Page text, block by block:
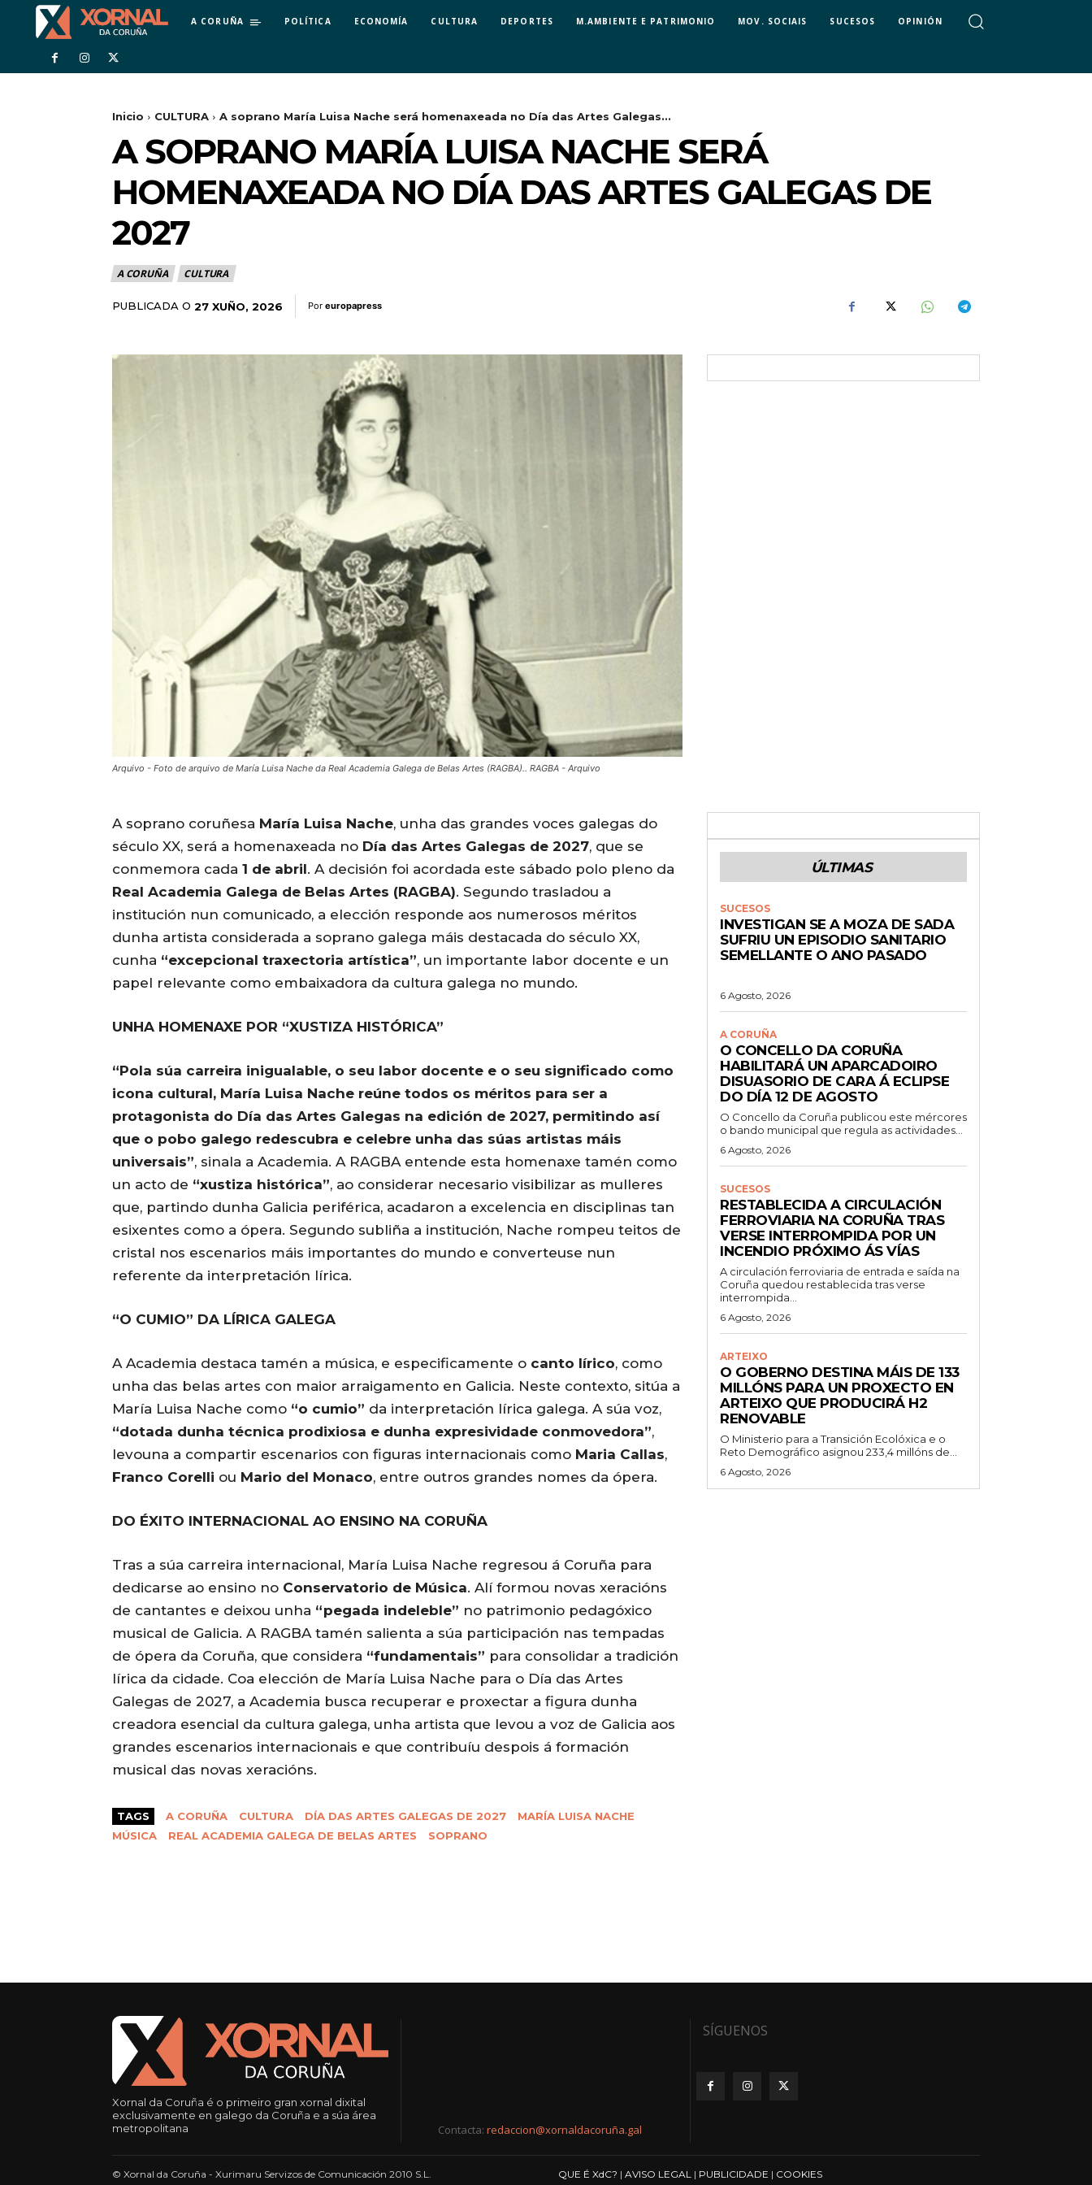
A CORUÑA POLÍTICA ECONOMÍA CULTURA DEPORTES M.AMBIENTE E PATRIMONIO MOV. SOCIAIS SUCESOS OPINIÓN
Inicio CULTURA A soprano María Luisa Nache será homenaxeada no Día das Artes Galegas...
A SOPRANO MARÍA LUISA NACHE SERÁ
HOMENAXEADA NO DÍA DAS ARTES GALEGAS DE
2027
A CORUÑA CULTURA
PUBLICADA O 27 XUÑO, 2026 Por europapress
Arquivo - Foto de arquivo de María Luisa Nache da Real Academia Galega de Belas Artes (RAGBA).. RAGBA - Arquivo
A soprano coruñesa María Luisa Nache, unha das grandes voces galegas do
século XX, será a homenaxeada no Día das Artes Galegas de 2027, que se
conmemora cada 1 de abril. A decisión foi acordada este sábado polo pleno da
Real Academia Galega de Belas Artes (RAGBA). Segundo trasladou a
institución nun comunicado, a elección responde aos numerosos méritos
dunha artista considerada a soprano galega máis destacada do século XX,
cunha “excepcional traxectoria artística”, un importante labor docente e un
papel relevante como embaixadora da cultura galega no mundo.
UNHA HOMENAXE POR “XUSTIZA HISTÓRICA”
“Pola súa carreira inigualable, o seu labor docente e o seu significado como
icona cultural, María Luisa Nache reúne todos os méritos para ser a
protagonista do Día das Artes Galegas na edición de 2027, permitindo así
que o pobo galego redescubra e celebre unha das súas artistas máis
universais”, sinala a Academia. A RAGBA entende esta homenaxe tamén como
un acto de “xustiza histórica”, ao considerar necesario visibilizar as mulleres
que, partindo dunha Galicia periférica, acadaron a excelencia en disciplinas tan
esixentes como a ópera. Segundo subliña a institución, Nache rompeu teitos de
cristal nos escenarios máis importantes do mundo e converteuse nun
referente da interpretación lírica.
“O CUMIO” DA LÍRICA GALEGA
A Academia destaca tamén a música, e especificamente o canto lírico, como
unha das belas artes con maior arraigamento en Galicia. Neste contexto, sitúa a
María Luisa Nache como “o cumio” da interpretación lírica galega. A súa voz,
“dotada dunha técnica prodixiosa e dunha expresividade conmovedora”,
levouna a compartir escenarios con figuras internacionais como Maria Callas,
Franco Corelli ou Mario del Monaco, entre outros grandes nomes da ópera.
DO ÉXITO INTERNACIONAL AO ENSINO NA CORUÑA
Tras a súa carreira internacional, María Luisa Nache regresou á Coruña para
dedicarse ao ensino no Conservatorio de Música. Alí formou novas xeracións
de cantantes e deixou unha “pegada indeleble” no patrimonio pedagóxico
musical de Galicia. A RAGBA tamén salienta a súa participación nas tempadas
de ópera da Coruña, que considera “fundamentais” para consolidar a tradición
lírica da cidade. Coa elección de María Luisa Nache para o Día das Artes
Galegas de 2027, a Academia busca recuperar e proxectar a figura dunha
creadora esencial da cultura galega, unha artista que levou a voz de Galicia aos
grandes escenarios internacionais e que contribuíu despois á formación
musical das novas xeracións.
TAGS A CORUÑA CULTURA DÍA DAS ARTES GALEGAS DE 2027
MARÍA LUISA NACHE
MÚSICA
REAL ACADEMIA GALEGA DE BELAS ARTES SOPRANO
ÚLTIMAS
SUCESOS
INVESTIGAN SE A MOZA DE SADA
SUFRIU UN EPISODIO SANITARIO
SEMELLANTE O ANO PASADO
6 Agosto, 2026
A CORUÑA
O CONCELLO DA CORUÑA
HABILITARÁ UN APARCADOIRO
DISUASORIO DE CARA Á ECLIPSE
DO DÍA 12 DE AGOSTO
O Concello da Coruña publicou este mércores
o bando municipal que regula as actividades...
6 Agosto, 2026
SUCESOS
RESTABLECIDA A CIRCULACIÓN
FERROVIARIA NA CORUÑA TRAS
VERSE INTERROMPIDA POR UN
INCENDIO PRÓXIMO ÁS VÍAS
A circulación ferroviaria de entrada e saída na
Coruña quedou restablecida tras verse
interrompida...
6 Agosto, 2026
ARTEIXO
O GOBERNO DESTINA MÁIS DE 133
MILLÓNS PARA UN PROXECTO EN
ARTEIXO QUE PRODUCIRÁ H2
RENOVABLE
O Ministerio para a Transición Ecolóxica e o
Reto Demográfico asignou 233,4 millóns de...
6 Agosto, 2026
Xornal da Coruña é o primeiro gran xornal dixital
exclusivamente en galego da Coruña e a súa área
metropolitana
Contacta: redaccion@xornaldacoruña.gal
SÍGUENOS
© Xornal da Coruña - Xurimaru Servizos de Comunicación 2010 S.L. QUE É XdC? | AVISO LEGAL | PUBLICIDADE | COOKIES